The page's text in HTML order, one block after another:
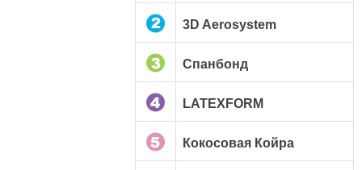
3D Aerosystem
Спанбонд
LATEXFORM
Кокосовая Койра